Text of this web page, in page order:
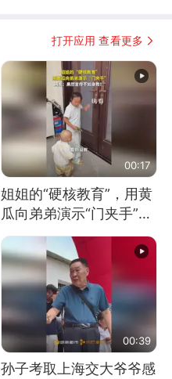
打开应用 查看更多
00:17
姐姐的“硬核教育”，用黄
瓜向弟弟演示“门夹手”，
网友：果然言传不如身
教！
00:39
孙子考取上海交大爷爷感